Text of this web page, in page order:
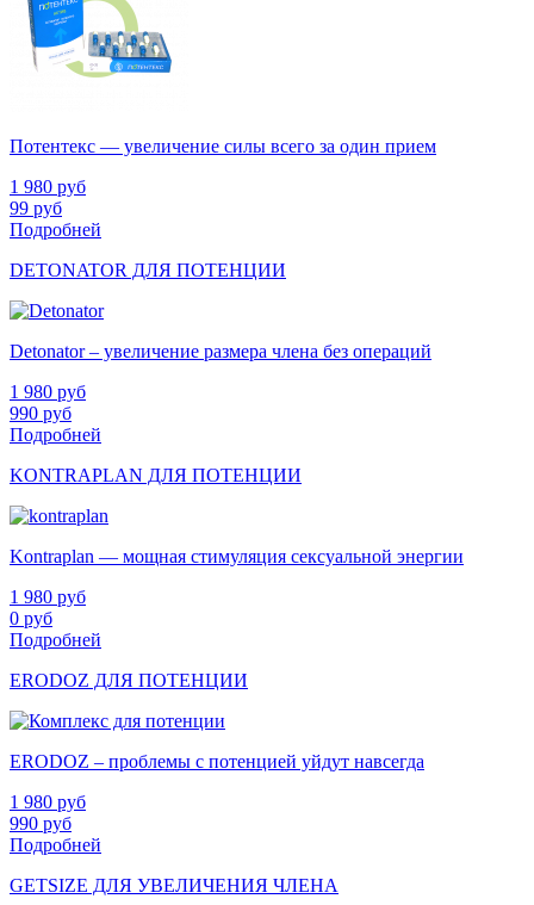
Потентекс — увеличение силы всего за один прием
1 980 руб
99 руб
Подробней
DETONATOR ДЛЯ ПОТЕНЦИИ
Detonator – увеличение размера члена без операций
1 980 руб
990 руб
Подробней
KONTRAPLAN ДЛЯ ПОТЕНЦИИ
Kontraplan — мощная стимуляция сексуальной энергии
1 980 руб
0 руб
Подробней
ERODOZ ДЛЯ ПОТЕНЦИИ
ERODOZ – проблемы с потенцией уйдут навсегда
1 980 руб
990 руб
Подробней
GETSIZE ДЛЯ УВЕЛИЧЕНИЯ ЧЛЕНА